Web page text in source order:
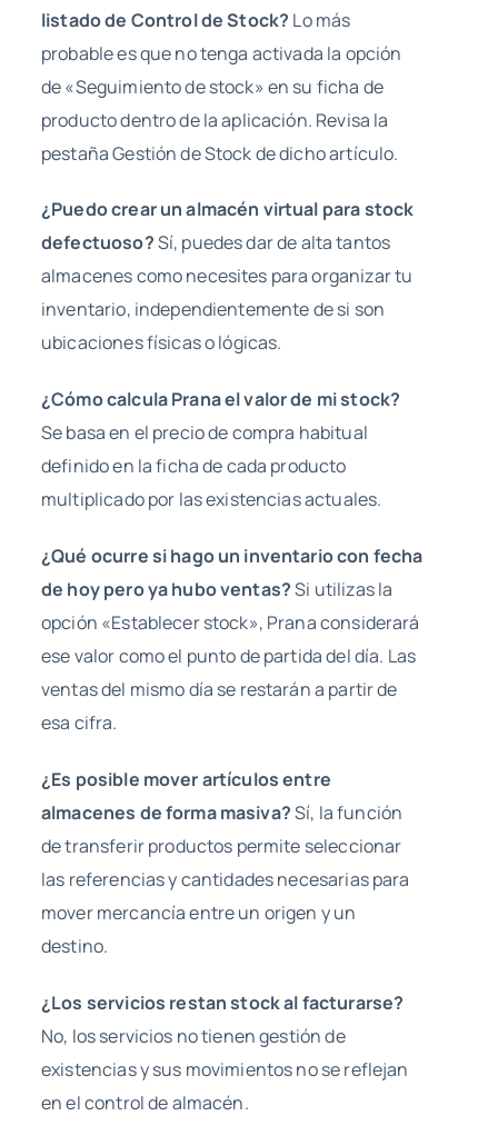
listado de Control de Stock? Lo más
probable es que no tenga activada la opción
de «Seguimiento de stock» en su ficha de
producto dentro de la aplicación. Revisa la
pestaña Gestión de Stock de dicho artículo.
¿Puedo crear un almacén virtual para stock
defectuoso?Sí, puedes dar de alta tantos
almacenes como necesites para organizar tu
inventario, independientemente de si son
ubicaciones físicas o lógicas.
¿Cómo calcula Prana el valor de mi stock?
Se basa en el precio de compra habitual
definido en la ficha de cada producto
multiplicado por las existencias actuales.
¿Qué ocurre si hago un inventario con fecha
de hoy pero ya hubo ventas?Si utilizas la
opción «Establecer stock», Prana considerará
ese valor como el punto de partida del día. Las
ventas del mismo día se restarán a partir de
esa cifra.
¿Es posible mover artículos entre
almacenes de forma masiva?Sí, la función
de transferir productos permite seleccionar
las referencias y cantidades necesarias para
mover mercancía entre un origen y un
destino.
¿Los servicios restan stock al facturarse?
No, los servicios no tienen gestión de
existencias y sus movimientos no se reflejan
en el control de almacén.